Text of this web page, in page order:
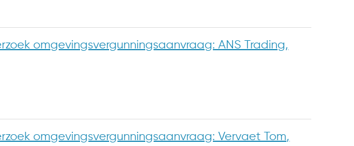
omgevingsvergunningsaanvraag: ANS Trading,
omgevingsvergunningsaanvraag: Vervaet Tom,